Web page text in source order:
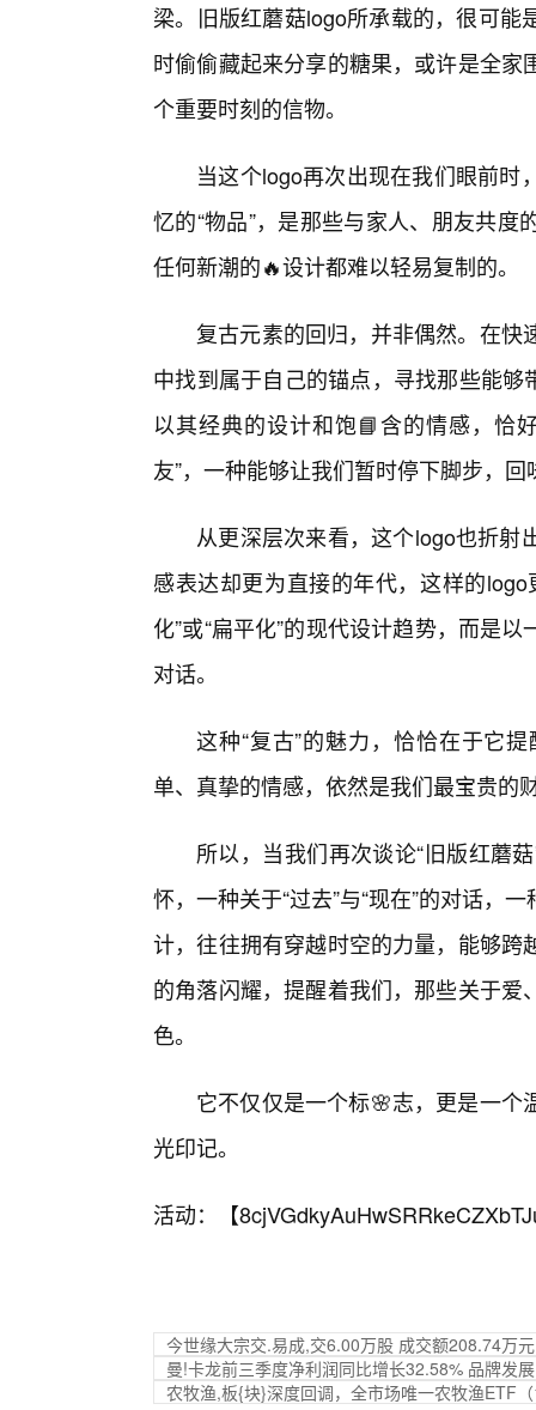
梁。旧版红蘑菇logo所承载的，很可
时偷偷藏起来分享的糖果，或许是全
个重要时刻的信物。
当这个logo再次出现在我们眼前时
忆的“物品”，是那些与家人、朋友共
任何新潮的🔥设计都难以轻易复制的。
复古元素的回归，并非偶然。在
中找到属于自己的锚点，寻找那些能
以其经典的设计和饱📘含的情感，恰
友”，一种能够让我们暂时停下脚步，
从更深层次来看，这个logo也折射
感表达却更为直接的年代，这样的
化”或“扁平化”的现代设计趋势，而是
对话。
这种“复古”的魅力，恰恰在于它
单、真挚的情感，依然是我们最宝贵的
所以，当我们再次谈论“旧版红蘑
怀，一种关于“过去”与“现在”的对话，
计，往往拥有穿越时空的力量，能够
的角落闪耀，提醒着我们，那些关于
色。
它不仅仅是一个标🌸志，更是一
光印记。
活动：【
今世缘大宗交.易成,交6.00万股 成交额208.74万元
曼!卡龙前三季度净利润同比增长32.58% 品牌发
农牧渔,板{块}深度回调，全市场唯一农牧渔ETF